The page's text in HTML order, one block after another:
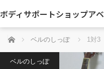
ボディサポートショップアベ
ホーム ベルのしっぽ 1対3
ベルのしっぽ